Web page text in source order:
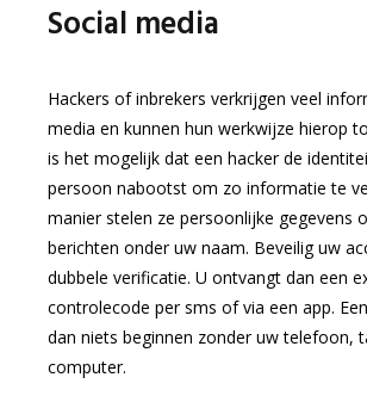
Social media
Hackers of inbrekers verkrijgen veel
media en kunnen hun werkwijze hierop
is het mogelijk dat een hacker de
persoon nabootst om zo informatie te
manier stelen ze persoonlijke gegevens
berichten onder uw naam. Beveilig uw
dubbele verificatie. U ontvangt dan een
controlecode per sms of via een app.
dan niets beginnen zonder uw telefoon,
computer.